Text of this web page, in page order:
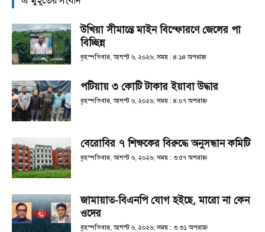
উখিয়া সীমান্তে মাইন বিস্ফোরণে জেলের পা
বিচ্ছিন্ন
বৃহস্পতিবার, আগস্ট ৬, ২০২৬; সময় : ৪:১৪ অপরাহ্ণ
পটিয়ায় ৩ কোটি টাকার ইয়াবা উদ্ধার
বৃহস্পতিবার, আগস্ট ৬, ২০২৬; সময় : ৪:০৭ অপরাহ্ণ
বেরোবির ৭ শিক্ষকের বিরুদ্ধে অনুসন্ধান কমিটি
বৃহস্পতিবার, আগস্ট ৬, ২০২৬; সময় : ৩:৫৭ অপরাহ্ণ
জামায়াত-বিএনপি যোগ হইছে, মারো না কেন
ওদের
বৃহস্পতিবার, আগস্ট ৬, ২০২৬; সময় : ৩:৩১ অপরাহ্ণ